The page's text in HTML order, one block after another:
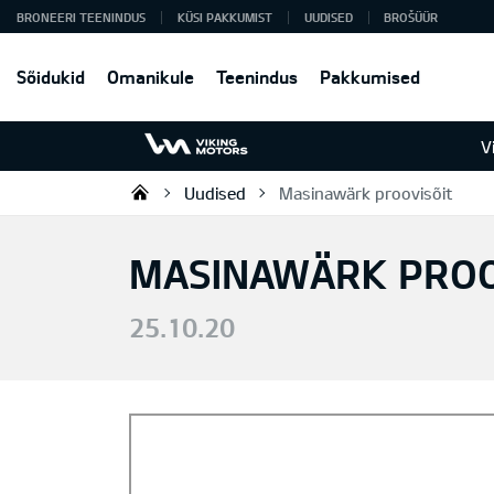
Sõidukid Omanikule Teenindus Pakkumised
BRONEERI TEENINDUS KÜSI PAKKUMIST UUDISED BROŠÜÜR
Viking Motors - Kia müük,
Uudised Masinawärk proovisõit
MASINAWÄRK
25.10.20